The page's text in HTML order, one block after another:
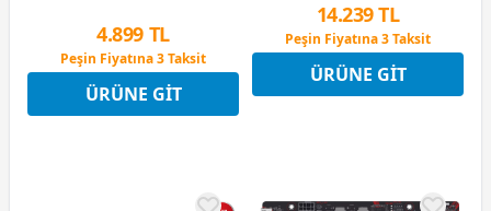
4.899 TL
Peşin Fiyatına 3 Taksit
12 Ay x 576 TL taksitle
Peşin Fiyatına 3 Taksit
ÜRÜNE GIT
14.239 TL
Peşin Fiyatına 3 Taksit
12 Ay x 1.675 TL taksitle
Peşin Fiyatına 3 Taksit
ÜRÜNE GIT